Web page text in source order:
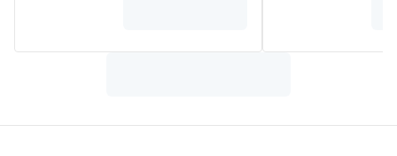
DIOXYDE DE SILICIUM - BIS-ETHYLHEXYLOXYPHENOL